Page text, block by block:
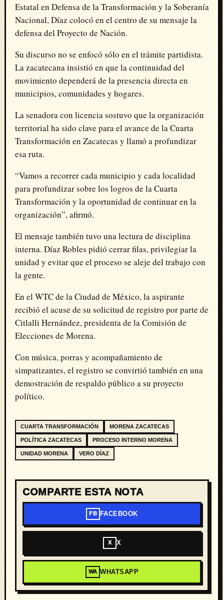
Estatal en Defensa de la Transformación y la Soberanía
Nacional, Díaz colocó en el centro de su mensaje la
defensa del Proyecto de Nación.
Su discurso no se enfocó sólo en el trámite partidista.
La zacatecana insistió en que la continuidad del
movimiento dependerá de la presencia directa en
municipios, comunidades y hogares.
La senadora con licencia sostuvo que la organización
territorial ha sido clave para el avance de la Cuarta
Transformación en Zacatecas y llamó a profundizar
esa ruta.
“Vamos a recorrer cada municipio y cada localidad
para profundizar sobre los logros de la Cuarta
Transformación y la oportunidad de continuar en la
organización”, afirmó.
El mensaje también tuvo una lectura de disciplina
interna. Díaz Robles pidió cerrar filas, privilegiar la
unidad y evitar que el proceso se aleje del trabajo con
la gente.
En el WTC de la Ciudad de México, la aspirante
recibió el acuse de su solicitud de registro por parte de
Citlalli Hernández, presidenta de la Comisión de
Elecciones de Morena.
Con música, porras y acompañamiento de
simpatizantes, el registro se convirtió también en una
demostración de respaldo público a su proyecto
político.
CUARTA TRANSFORMACIÓN MORENA ZACATECAS
POLÍTICA ZACATECAS PROCESO INTERNO MORENA
UNIDAD MORENA VERO DÍAZ
COMPARTE ESTA NOTA
FB FACEBOOK
X X
WA WHATSAPP